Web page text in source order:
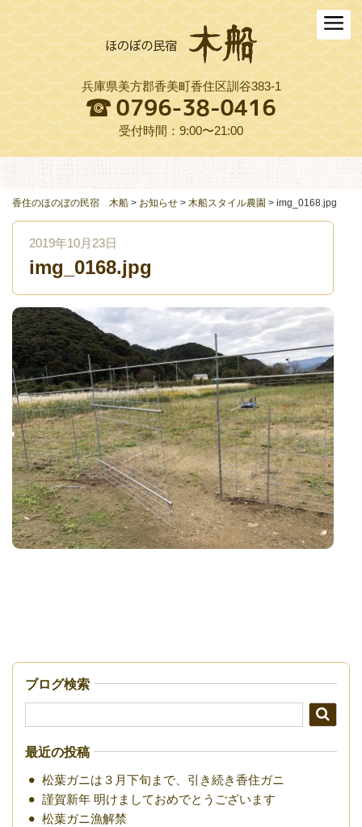
兵庫県美方郡香美町香住区訓谷383-1
受付時間：9:00〜21:00
交通アクセス
よくある質問
お役立ちリンク集
ご予約プラン一覧
English
香住のほのぼの民宿 木船 > お知らせ > 木船スタイル農園 > img_0168.jpg
2019年10月23日
img_0168.jpg
ブログ検索
最近の投稿
松葉ガニは３月下旬まで、引き続き香住ガニ
謹賀新年 明けましておめでとうございます
松葉ガニ漁解禁